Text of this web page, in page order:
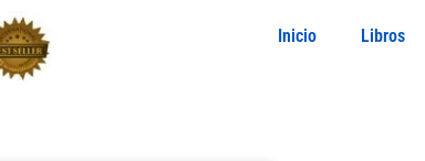
Inicio Libros